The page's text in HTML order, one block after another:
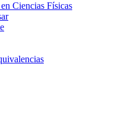
Ciencias Físicas